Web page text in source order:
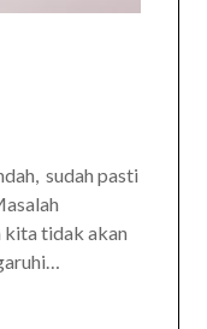
sudah pasti
kita tidak akan